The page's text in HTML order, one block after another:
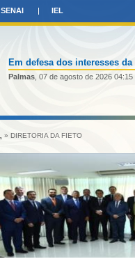
SENAI IEL
Em defesa dos interesses
Palmas , 07 de agosto de 2026 04:15
» DIRETORIA DA FIETO